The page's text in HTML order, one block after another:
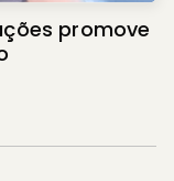
promove